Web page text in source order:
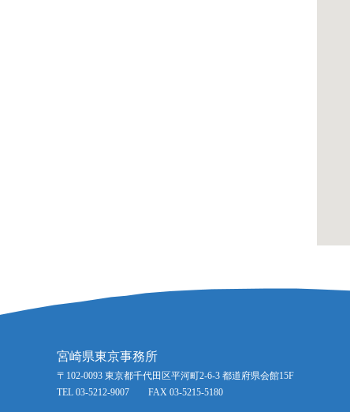
宮崎県東京事務所
〒102-0093 東京都千代田区平河町2-6-3 都道府県会館15F
TEL 03-5212-9007 FAX 03-5215-5180